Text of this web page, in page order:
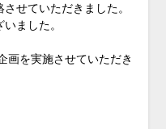
せていただきました。
ました。
画を実施させていただき